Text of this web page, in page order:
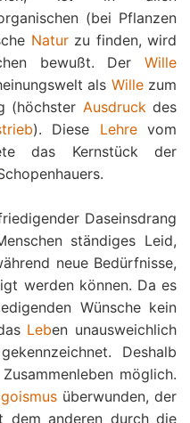
(bei Pflanzen
Naturzu finden, wird
bewußt. Der Wille
als Willezum
(höchster Ausdruckdes
). Diese Lehrevom
das Kernstück der
Daseinsdrang
ständiges Leid,
neue Bedürfnisse,
werden können. Da es
Wünsche kein
Leben unausweichlich
Deshalb
möglich.
überwunden, der
dem anderen durch die